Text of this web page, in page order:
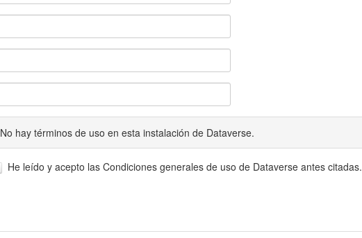
No hay términos de uso en esta instalación de Dataverse.
He leído y acepto las Condiciones generales de uso de Dataverse antes citadas.